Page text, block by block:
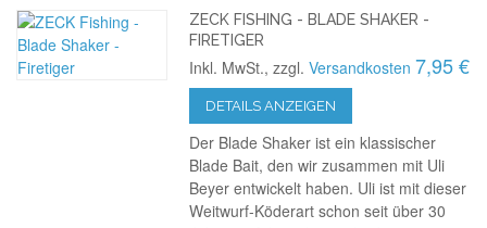
ZECK FISHING - BLADE SHAKER -
FIRETIGER
Inkl. MwSt., zzgl.Versandkosten 7,95 €
DETAILS ANZEIGEN
Der Blade Shaker ist ein klassischer
Blade Bait, den wir zusammen mit Uli
Beyer entwickelt haben. Uli ist mit dieser
Weitwurf-Köderart schon seit über 30